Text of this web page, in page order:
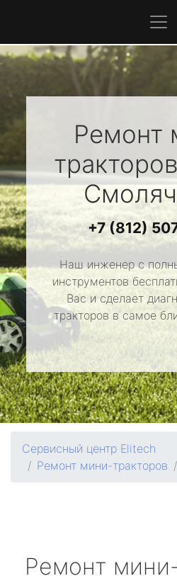
Ремонт
тракторов
+7 (812)
Наш инженер с
инструментов
Вас и сделает
тракторов в самое
Сервисный центр Elitech
Ремонт мини-тракторов
Ремонт